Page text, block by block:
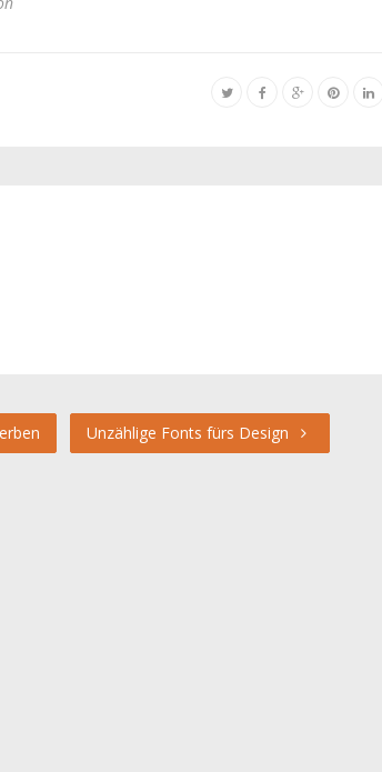
Unzählige Fonts fürs Design